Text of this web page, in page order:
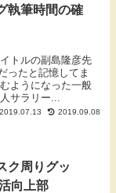
筆時間の確
トルの副島隆彦先
ったと記憶してま
ようになった一般
サラリー...
2019.07.13 2019.09.08
ク周りグッ
向上部